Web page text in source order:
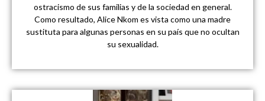
ostracismo de sus familias y de la sociedad en general.
Como resultado, Alice Nkom es vista como una madre
sustituta para algunas personas en su país que no ocultan
su sexualidad.